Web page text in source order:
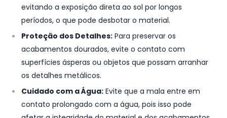
evitando a exposição direta ao sol por longos
períodos, o que pode desbotar o material.
Proteção dos Detalhes: Para preservar os
acabamentos dourados, evite o contato com
superfícies ásperas ou objetos que possam arranhar
os detalhes metálicos.
Cuidado com a Água: Evite que a mala entre em
contato prolongado com a água, pois isso pode